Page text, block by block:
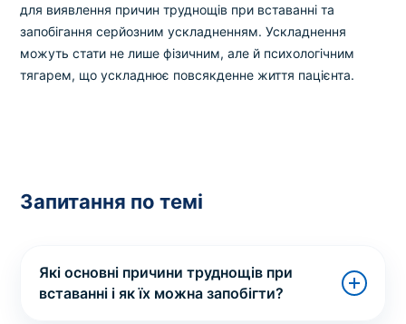
для виявлення причин труднощів при вставанні та
запобігання серйозним ускладненням. Ускладнення
можуть стати не лише фізичним, але й психологічним
тягарем, що ускладнює повсякденне життя пацієнта.
Запитання по темі
Які основні причини труднощів при
вставанні і як їх можна запобігти?